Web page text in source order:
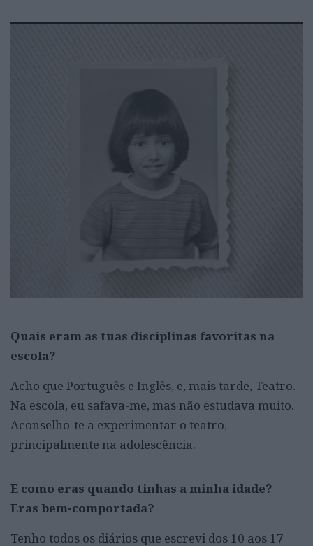
Quais eram as tuas disciplinas favoritas na
escola?
Acho que Português e Inglês, e, mais tarde, Teatro.
Na escola, eu safava-me, mas não estudava muito.
Aconselho-te a experimentar o teatro,
principalmente na adolescência.
E como eras quando tinhas a minha idade?
Eras bem-comportada?
Tenho todos os diários que escrevi dos 10 aos 17